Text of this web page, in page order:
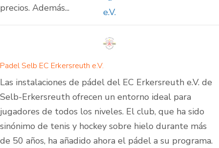
precios. Además...
Padel Selb EC Erkersreuth e.V.
Las instalaciones de pádel del EC Erkersreuth e.V. de
Selb-Erkersreuth ofrecen un entorno ideal para
jugadores de todos los niveles. El club, que ha sido
sinónimo de tenis y hockey sobre hielo durante más
de 50 años, ha añadido ahora el pádel a su programa.